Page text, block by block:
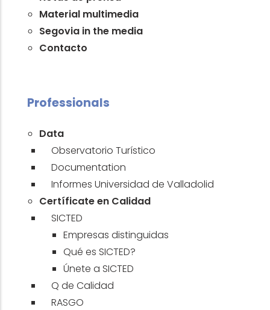
Material multimedia
Segovia in the media
Contacto
Professionals
Data
Observatorio Turístico
Documentation
Informes Universidad de Valladolid
Certíficate en Calidad
SICTED
Empresas distinguidas
Qué es SICTED?
Únete a SICTED
Q de Calidad
RASGO